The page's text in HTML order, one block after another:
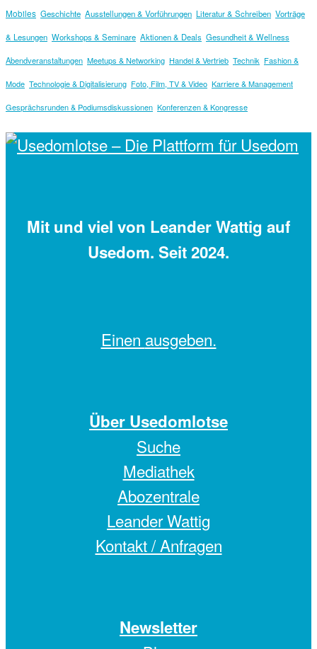
Mobiles Geschichte Ausstellungen & Vorführungen Literatur & Schreiben Vorträge
& Lesungen Workshops & Seminare Aktionen & Deals Gesundheit & Wellness
Abendveranstaltungen Meetups & Networking Handel & Vertrieb Technik Fashion &
Mode Technologie & Digitalisierung Foto, Film, TV & Video Karriere & Management
Gesprächsrunden & Podiumsdiskussionen Konferenzen & Kongresse
Mit und viel von Leander Wattig auf
Usedom. Seit 2024.
Einen ausgeben.
Über Usedomlotse
Suche
Mediathek
Abozentrale
Leander Wattig
Kontakt / Anfragen
Newsletter